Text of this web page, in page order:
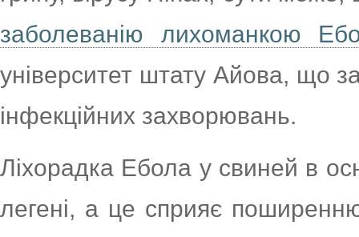
заболеванію лихоманкою
університет штату Айова, що
інфекційних захворювань.
Ліхорадка Ебола у свиней в
легені, а це сприяє